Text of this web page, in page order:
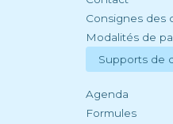
Consignes des
Modalités de
Supports de
Agenda
Formules